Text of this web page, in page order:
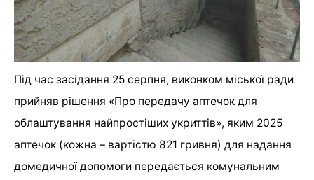
Під час засідання 25 серпня, виконком міської ради
прийняв рішення «Про передачу аптечок для
облаштування найпростіших укриттів», яким 2025
аптечок (кожна – вартістю 821 гривня) для надання
домедичної допомоги передається комунальним